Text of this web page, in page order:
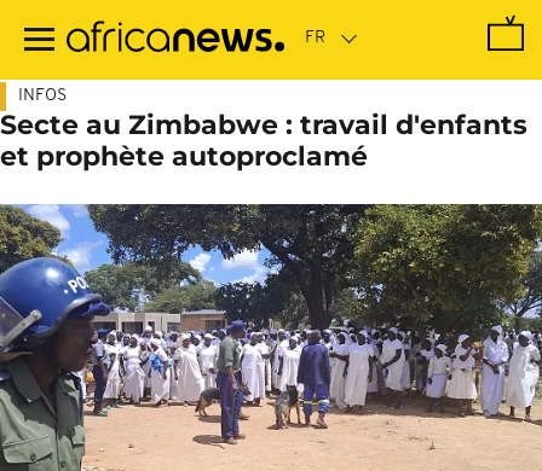
contenu
INFOS
Secte au Zimbabwe : travail d'enfants
et prophète autoproclamé